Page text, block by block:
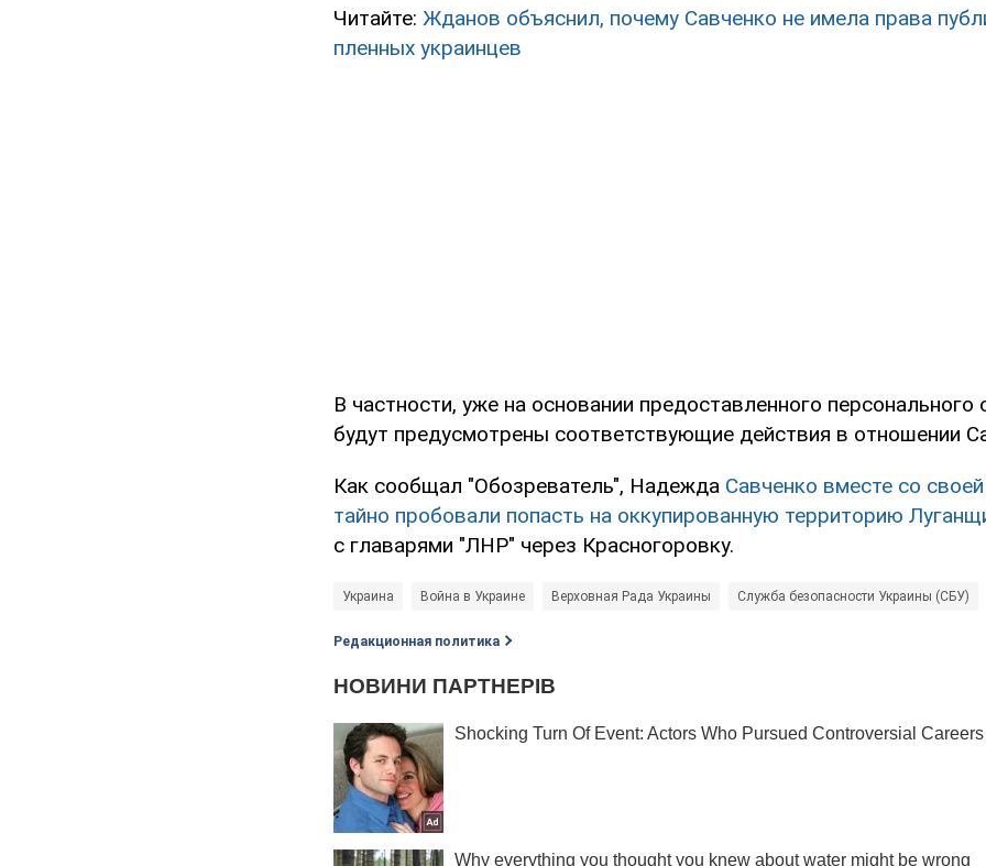
Читайте: Жданов объяснил, почему Савченко не имела права
пленных украинцев
В частности, уже на основании предоставленного персонального
будут предусмотрены соответствующие действия в отношении
Как сообщал "Обозреватель", Надежда Савченко вместе со
тайно пробовали попасть на оккупированную территорию
с главарями "ЛНР" через Красногоровку.
Украина Война в Украине Верховная Рада Украины Служба безопасности Украины (СБУ)
Редакционная политика